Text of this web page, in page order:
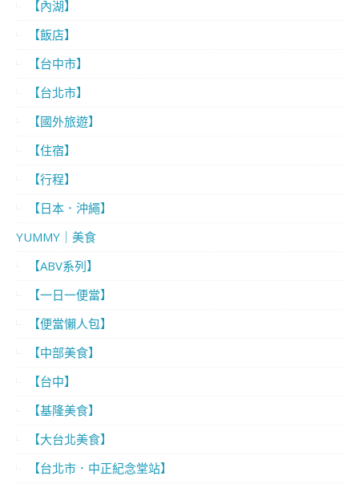
【內湖】
【飯店】
【台中市】
【台北市】
【國外旅遊】
【住宿】
【行程】
【日本．沖繩】
YUMMY｜美食
【ABV系列】
【一日一便當】
【便當懶人包】
【中部美食】
【台中】
【基隆美食】
【大台北美食】
【台北市．中正紀念堂站】